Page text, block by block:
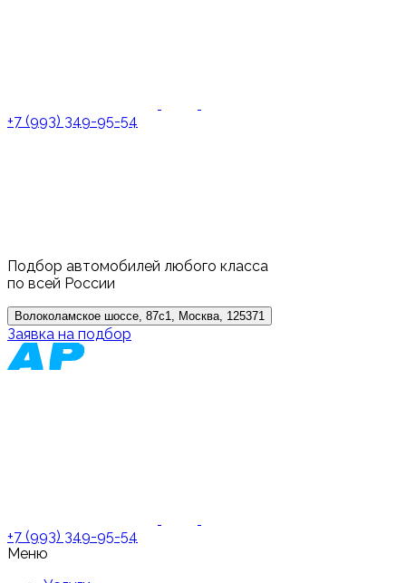
+7 (993) 349-95-54
Подбор автомобилей любого класса
по всей России
Волоколамское шоссе, 87с1, Москва, 125371
Заявка на подбор
+7 (993) 349-95-54
Меню